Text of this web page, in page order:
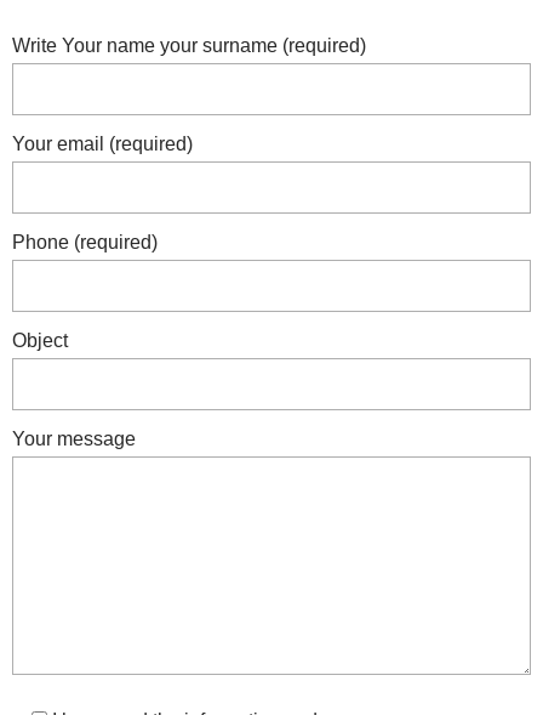
Write Your name your surname (required)
Your email (required)
Phone (required)
Object
Your message